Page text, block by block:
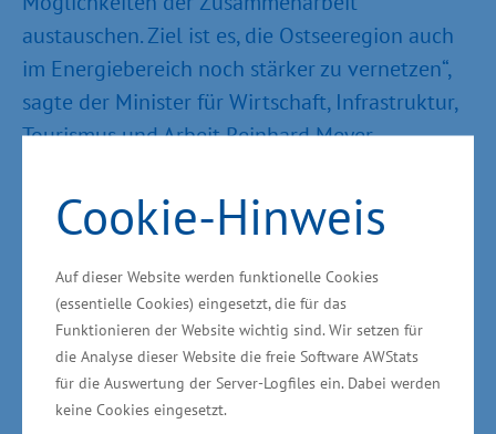
Cookie-Hinweis
Auf dieser Website werden funktionelle Cookies
(essentielle Cookies) eingesetzt, die für das
Funktionieren der Website wichtig sind. Wir setzen für
die Analyse dieser Website die freie Software AWStats
für die Auswertung der Server-Logfiles ein. Dabei werden
keine Cookies eingesetzt.
austauschen. Ziel ist es, die Ostseeregion auch
im Energiebereich noch stärker zu vernetzen“,
sagte der Minister für Wirtschaft, Infrastruktur,
Tourismus und Arbeit Reinhard Meyer.
Länderübergreifender Offshore-Hub „Bornholm
Energy Island“ auch für Mecklenburg-
Teilnehmer der Bornholm-Reise sind zudem
Stefan Kapferer, Vorsitzender der
Geschäftsführung (CEO) 50Hertz, Dr. Henrich
Quick, Leiter Offshore 50Hertz, und der